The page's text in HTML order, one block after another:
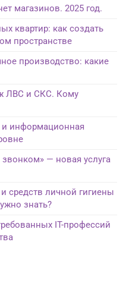
магазинов. 2025 год.
квартир: как создать
пространстве
производство: какие
ЛВС и СКС. Кому
и информационная
— новая услуга
средств личной гигиены
знать?
IT-профессий